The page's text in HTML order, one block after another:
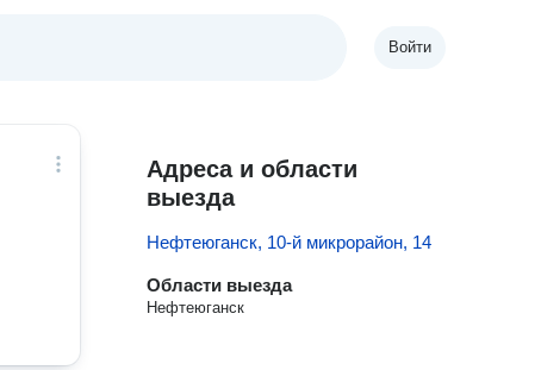
Войти
Адреса и области
выезда
Нефтеюганск, 10-й микрорайон, 14
Области выезда
Нефтеюганск